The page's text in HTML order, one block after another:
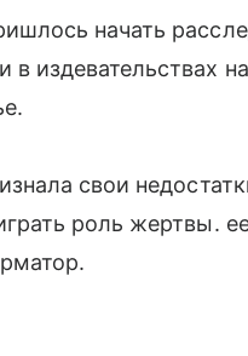
начать
в издевательствах
свои
роль жертвы.